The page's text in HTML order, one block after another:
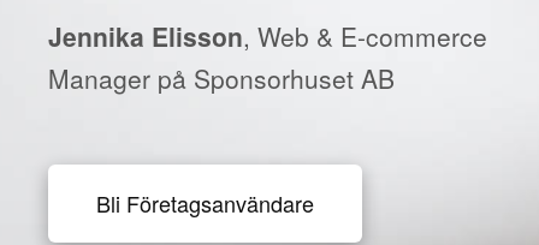
Jennika Elisson, Web & E-commerce
Manager på Sponsorhuset AB
Bli Företagsanvändare